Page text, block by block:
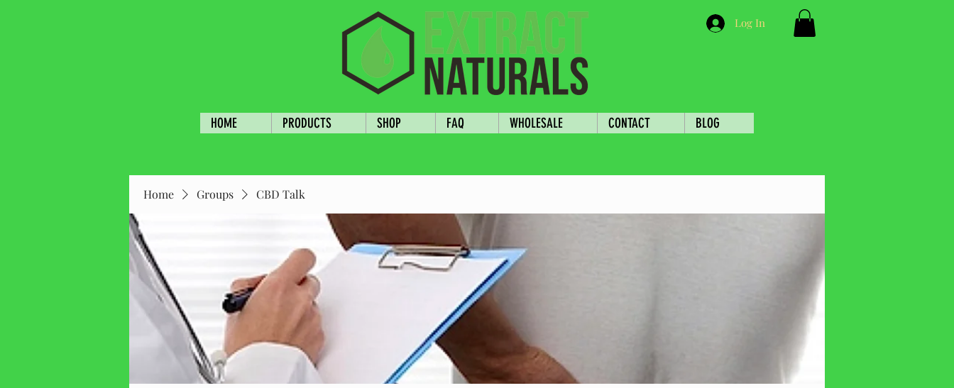
Log In
HOME PRODUCTS SHOP FAQ WHOLESALE CONTACT BLOG
Home Groups CBD Talk